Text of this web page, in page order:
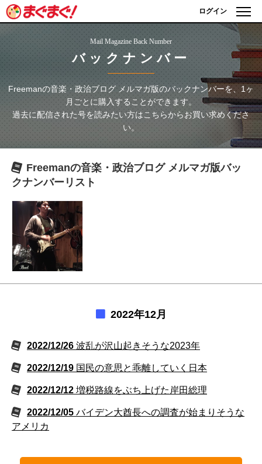
ログイン
Mail Magazine Back Number
バックナンバー
Freemanの音楽・政治ブログ メルマガ版のバックナンバーを、1ヶ
月ごとに購入することができます。
過去に配信された号を読みたい方はこちらからお買い求めくださ
い。
Freemanの音楽・政治ブログ メルマガ版バッ
クナンバーリスト
2022年12月
2022/12/26 波乱が沢山起きそうな2023年
2022/12/19 国民の意思と乖離していく日本
2022/12/12 増税路線をぶち上げた岸田総理
2022/12/05 バイデン大酋長への調査が始まりそうな
アメリカ